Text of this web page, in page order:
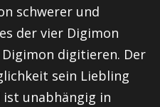
schwerer und
der vier Digimon
digitieren. Der
sein Liebling
unabhängig in